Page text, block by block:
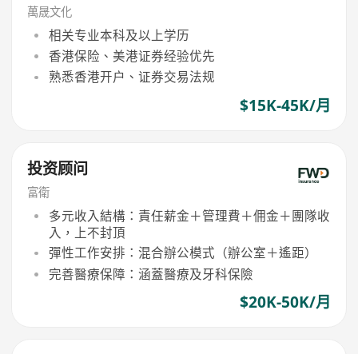
萬晟文化
相关专业本科及以上学历
香港保险、美港证券经验优先
熟悉香港开户、证券交易法规
$15K-45K/月
投资顾问
富衛
多元收入結構：責任薪金＋管理費＋佣金＋團隊收
入，上不封頂
彈性工作安排：混合辦公模式（辦公室＋遙距）
完善醫療保障：涵蓋醫療及牙科保險
$20K-50K/月